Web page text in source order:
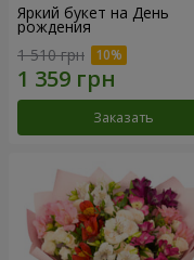
Яркий букет на День
рождения
1 510 грн
Заказать